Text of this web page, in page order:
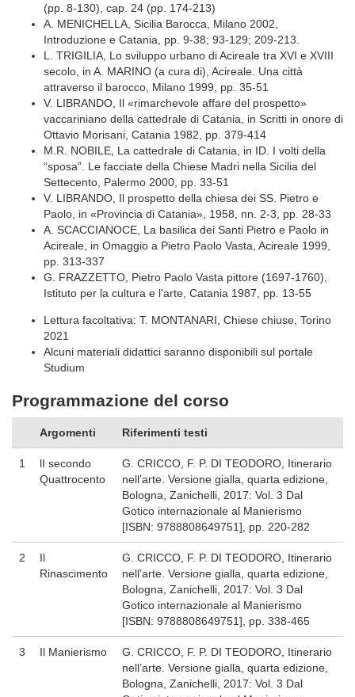
(pp. 8-130), cap. 24 (pp. 174-213)
A. MENICHELLA, Sicilia Barocca, Milano 2002,
Introduzione e Catania, pp. 9-38; 93-129; 209-213.
L. TRIGILIA, Lo sviluppo urbano di Acireale tra XVI e XVIII
secolo, in A. MARINO (a cura di), Acireale. Una città
attraverso il barocco, Milano 1999, pp. 35-51
V. LIBRANDO, Il «rimarchevole affare del prospetto»
vaccariniano della cattedrale di Catania, in Scritti in onore di
Ottavio Morisani, Catania 1982, pp. 379-414
M.R. NOBILE, La cattedrale di Catania, in ID. I volti della
“sposa”. Le facciate della Chiese Madri nella Sicilia del
Settecento, Palermo 2000, pp. 33-51
V. LIBRANDO, Il prospetto della chiesa dei SS. Pietro e
Paolo, in «Provincia di Catania», 1958, nn. 2-3, pp. 28-33
A. SCACCIANOCE, La basilica dei Santi Pietro e Paolo in
Acireale, in Omaggio a Pietro Paolo Vasta, Acireale 1999,
pp. 313-337
G. FRAZZETTO, Pietro Paolo Vasta pittore (1697-1760),
Istituto per la cultura e l'arte, Catania 1987, pp. 13-55
Lettura facoltativa: T. MONTANARI, Chiese chiuse, Torino
2021
Alcuni materiali didattici saranno disponibili sul portale
Studium
Programmazione del corso
Argomenti Riferimenti testi
1
lI secondo
Quattrocento
G. CRICCO, F. P. DI TEODORO, Itinerario
nell’arte. Versione gialla, quarta edizione,
Bologna, Zanichelli, 2017: Vol. 3 Dal
Gotico internazionale al Manierismo
[ISBN: 9788808649751], pp. 220-282
2
Il
Rinascimento
G. CRICCO, F. P. DI TEODORO, Itinerario
nell’arte. Versione gialla, quarta edizione,
Bologna, Zanichelli, 2017: Vol. 3 Dal
Gotico internazionale al Manierismo
[ISBN: 9788808649751], pp. 338-465
3 Il Manierismo
G. CRICCO, F. P. DI TEODORO, Itinerario
nell’arte. Versione gialla, quarta edizione,
Bologna, Zanichelli, 2017: Vol. 3 Dal